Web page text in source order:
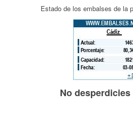
Estado de los embalses de la
No desperdicies